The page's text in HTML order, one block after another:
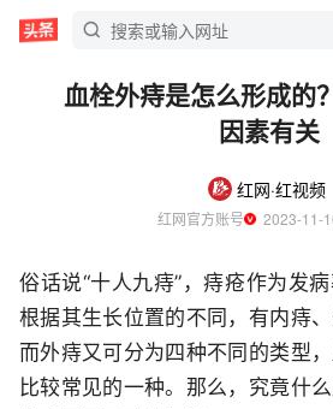
血栓外痔是怎么形成的
因素有关
红网·红视频
红网官方账号
2023-11-
俗话说“十人九痔”，痔疮作为发
根据其生长位置的不同，有内痔、
而外痔又可分为四种不同的类型
比较常见的一种。那么，究竟什